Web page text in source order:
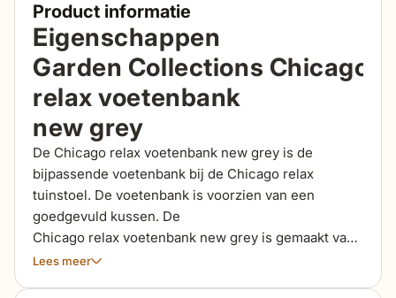
Product informatie
Eigenschappen
Garden Collections Chicago
relax voetenbank
new grey
De Chicago relax voetenbank new grey is de
bijpassende voetenbank bij de Chicago relax
tuinstoel. De voetenbank is voorzien van een
goedgevuld kussen. De
Chicago relax voetenbank new grey is gemaakt van
halfrond kunststof wicker. De vlechtdraden hebben
Lees meer